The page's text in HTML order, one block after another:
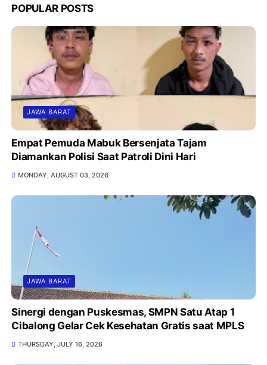
POPULAR POSTS
JAWA BARAT
Empat Pemuda Mabuk Bersenjata Tajam
Diamankan Polisi Saat Patroli Dini Hari
MONDAY, AUGUST 03, 2026
JAWA BARAT
Sinergi dengan Puskesmas, SMPN Satu Atap 1
Cibalong Gelar Cek Kesehatan Gratis saat MPLS
THURSDAY, JULY 16, 2026